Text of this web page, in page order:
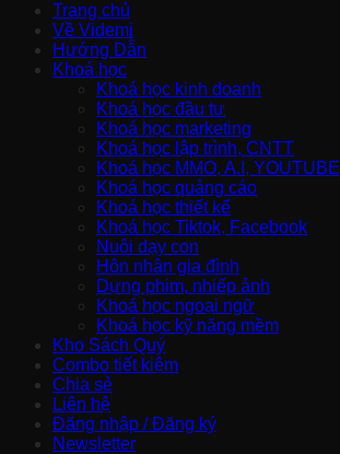
Trang chủ
Về Videmi
Hướng Dẫn
Khoá học
Khoá học kinh doanh
Khoá học đầu tư
Khoá học marketing
Khoá học lập trình, CNTT
Khoá học MMO, A.I, YOUTUBE
Khoá học quảng cáo
Khoá học thiết kế
Khoá học Tiktok, Facebook
Nuôi dạy con
Hôn nhân gia đình
Dựng phim, nhiếp ảnh
Khoá học ngoại ngữ
Khoá học kỹ năng mềm
Kho Sách Quý
Combo tiết kiệm
Chia sẻ
Liên hệ
Đăng nhập / Đăng ký
Newsletter